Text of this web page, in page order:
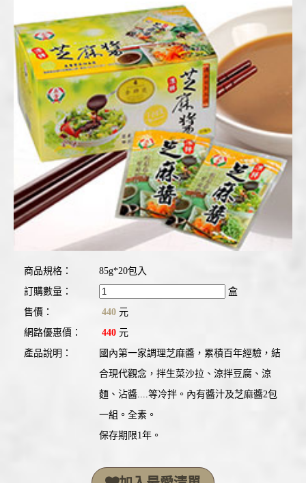
商品規格：
85g*20包入
訂購數量：
盒
售價：
440 元
網路優惠價：
440 元
產品說明：
國內第一家調理芝麻醬，累積百年經驗，結
合現代觀念，拌生菜沙拉、涼拌豆腐、涼
麵、沾醬....等冷拌。內有醬汁及芝麻醬2包
一組。全素。
保存期限1年。